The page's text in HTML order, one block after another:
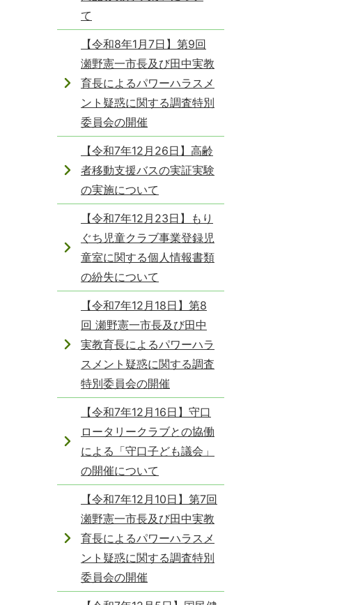
て
【令和8年1月7日】第9回
瀬野憲一市長及び田中実教
育長によるパワーハラスメ
ント疑惑に関する調査特別
委員会の開催
【令和7年12月26日】高齢
者移動支援バスの実証実験
の実施について
【令和7年12月23日】もり
ぐち児童クラブ事業登録児
童室に関する個人情報書類
の紛失について
【令和7年12月18日】第8
回 瀬野憲一市長及び田中
実教育長によるパワーハラ
スメント疑惑に関する調査
特別委員会の開催
【令和7年12月16日】守口
ロータリークラブとの協働
による「守口子ども議会」
の開催について
【令和7年12月10日】第7回
瀬野憲一市長及び田中実教
育長によるパワーハラスメ
ント疑惑に関する調査特別
委員会の開催